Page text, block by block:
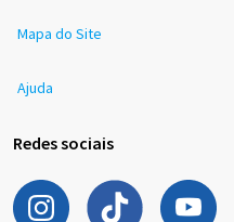
Mapa do Site
Ajuda
Redes sociais